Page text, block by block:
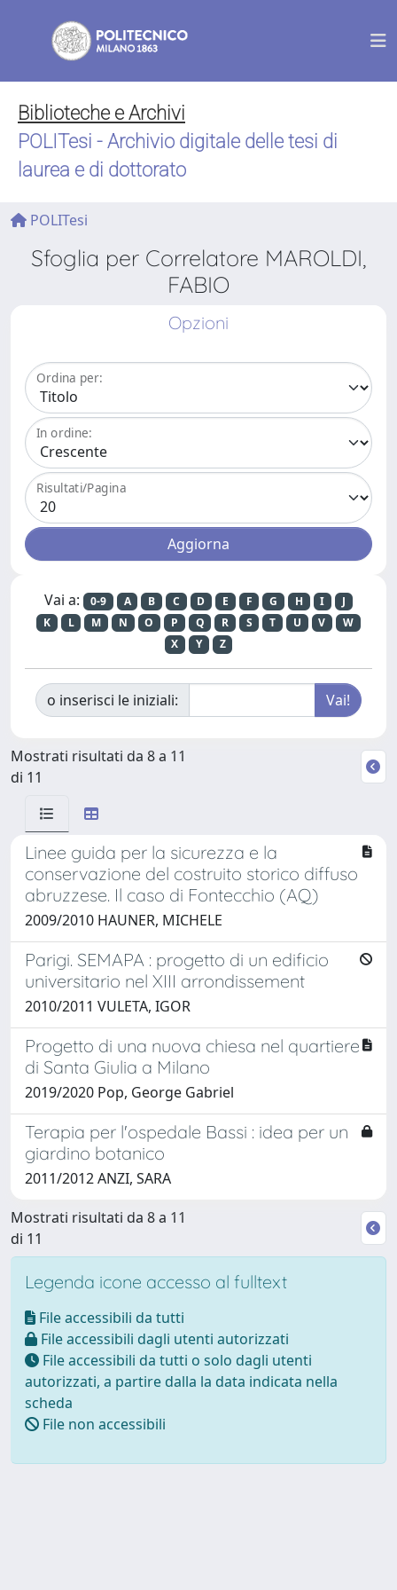
Biblioteche e Archivi
POLITesi - Archivio digitale delle tesi di
laurea e di dottorato
POLITesi
Sfoglia per Correlatore MAROLDI,
FABIO
Opzioni
Ordina per:
In ordine:
Risultati/Pagina
Vai a: 0-9 A B C D E F G H I
J
K
L M N O P Q R S T U V
W
X
Y Z
o inserisci le iniziali:
Mostrati risultati da 8 a 11
di 11
Linee guida per la sicurezza e la
conservazione del costruito storico diffuso
abruzzese. Il caso di Fontecchio (AQ)
2009/2010 HAUNER, MICHELE
Parigi. SEMAPA : progetto di un edificio
universitario nel XIII arrondissement
2010/2011 VULETA, IGOR
Progetto di una nuova chiesa nel quartiere
di Santa Giulia a Milano
2019/2020 Pop, George Gabriel
Terapia per l'ospedale Bassi : idea per un
giardino botanico
2011/2012 ANZI, SARA
Mostrati risultati da 8 a 11
di 11
Legenda icone accesso al fulltext
File accessibili da tutti
File accessibili dagli utenti autorizzati
File accessibili da tutti o solo dagli utenti
autorizzati, a partire dalla la data indicata nella
scheda
File non accessibili